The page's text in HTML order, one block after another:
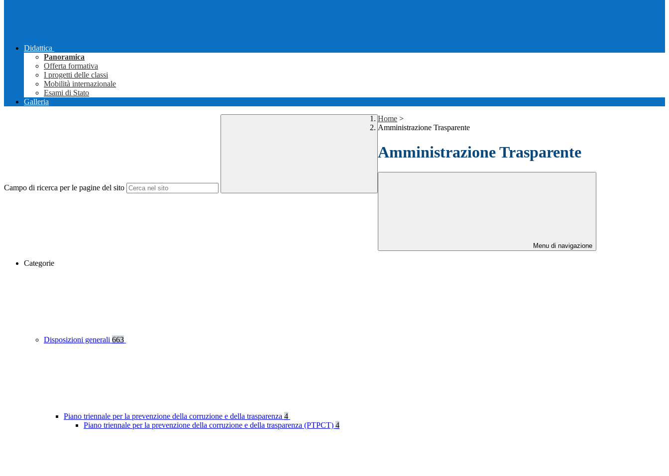
Didattica
Panoramica
Offerta formativa
I progetti delle classi
Mobilità internazionale
Esami di Stato
Galleria
Campo di ricerca per le pagine del sito
Home >
Amministrazione Trasparente
Amministrazione Trasparente
Menu di navigazione
Categorie
Disposizioni generali 663
Piano triennale per la prevenzione della corruzione e della trasparenza 4
Piano triennale per la prevenzione della corruzione e della trasparenza (PTPCT) 4